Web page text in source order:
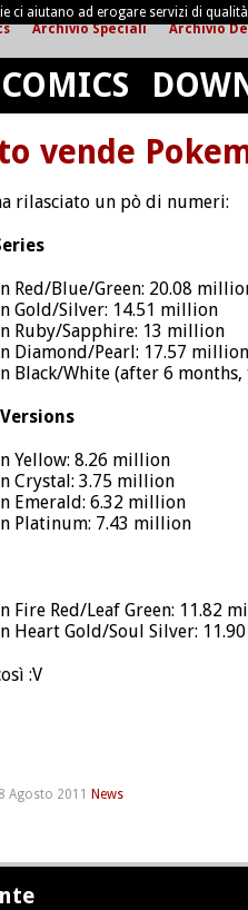
Archivio Speciali Archivio
COMICS
vende
rilasciato un pò di numeri:
Red/Blue/Green: 20.08
Gold/Silver: 14.51 million
Ruby/Sapphire: 13 million
Diamond/Pearl: 17.57 million
Black/White (after 6
Yellow: 8.26 million
Crystal: 3.75 million
Emerald: 6.32 million
Platinum: 7.43 million
Fire Red/Leaf Green: 11.82
Heart Gold/Soul Silver:
:V
Agosto 2011 News
ci aiutano ad erogare servizi di